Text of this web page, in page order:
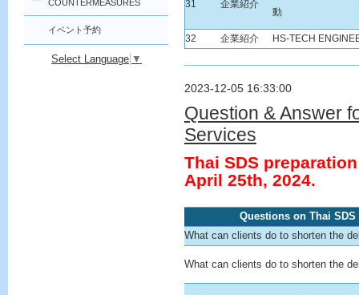
31 企業紹介
動
32 企業紹介 HS-TECH
2023-12-05 16:33:00
Question & Answer
Services
Thai SDS
April 25th, 2024.
Questions on Thai
What can clients do to shorten the
What can clients do to shorten the
COUNTERMEASURES
イベント予約
Select Language ▼